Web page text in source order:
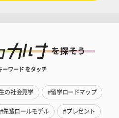
ーワード をタッチ
の社会見学 #留学ロードマップ
#先輩ロールモデル #プレゼント